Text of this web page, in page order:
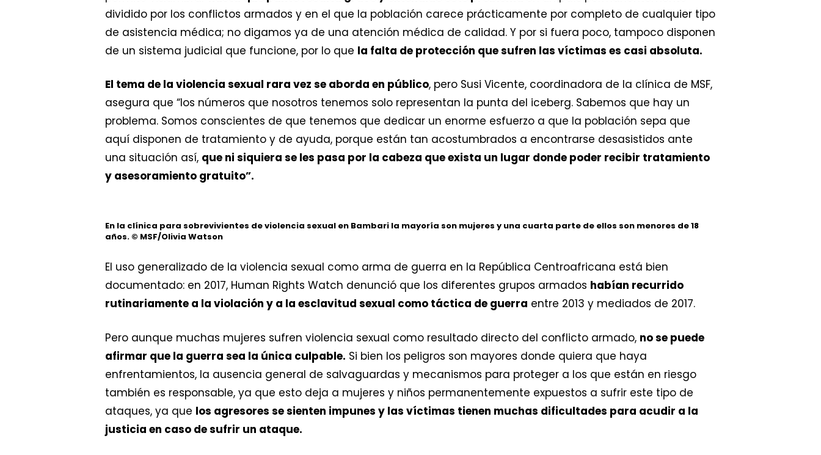
dividido por los conflictos armados y en el que la población carece prácticamente por completo de cualquier tipo
de asistencia médica; no digamos ya de una atención médica de calidad. Y por si fuera poco, tampoco disponen
de un sistema judicial que funcione, por lo que la falta de protección que sufren las víctimas es casi absoluta.
El tema de la violencia sexual rara vez se aborda en público, pero Susi Vicente, coordinadora de la clínica de MSF,
asegura que “los números que nosotros tenemos solo representan la punta del iceberg. Sabemos que hay un
problema. Somos conscientes de que tenemos que dedicar un enorme esfuerzo a que la población sepa que
aquí disponen de tratamiento y de ayuda, porque están tan acostumbrados a encontrarse desasistidos ante
una situación así, que ni siquiera se les pasa por la cabeza que exista un lugar donde poder recibir tratamiento
y asesoramiento gratuito”.
En la clínica para sobrevivientes de violencia sexual en Bambari la mayoría son mujeres y una cuarta parte de ellos son menores de 18
años. © MSF/Olivia Watson
El uso generalizado de la violencia sexual como arma de guerra en la República Centroafricana está bien
documentado: en 2017, Human Rights Watch denunció que los diferentes grupos armados habían recurrido
rutinariamente a la violación y a la esclavitud sexual como táctica de guerra entre 2013 y mediados de 2017.
Pero aunque muchas mujeres sufren violencia sexual como resultado directo del conflicto armado, no se puede
afirmar que la guerra sea la única culpable. Si bien los peligros son mayores donde quiera que haya
enfrentamientos, la ausencia general de salvaguardas y mecanismos para proteger a los que están en riesgo
también es responsable, ya que esto deja a mujeres y niños permanentemente expuestos a sufrir este tipo de
ataques, ya que los agresores se sienten impunes y las víctimas tienen muchas dificultades para acudir a la
justicia en caso de sufrir un ataque.